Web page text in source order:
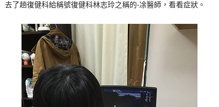
去了趟復健科給稱號復健科林志玲之稱的-凃醫師，看看症狀。